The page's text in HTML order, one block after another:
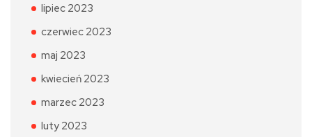
lipiec 2023
czerwiec 2023
maj 2023
kwiecień 2023
marzec 2023
luty 2023